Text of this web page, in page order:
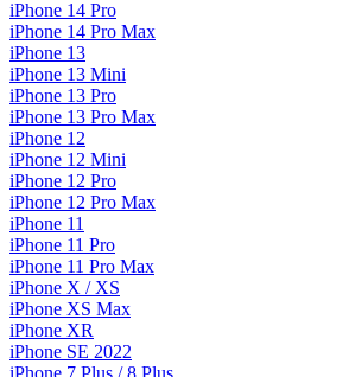
iPhone 14 Pro
iPhone 14 Pro Max
iPhone 13
iPhone 13 Mini
iPhone 13 Pro
iPhone 13 Pro Max
iPhone 12
iPhone 12 Mini
iPhone 12 Pro
iPhone 12 Pro Max
iPhone 11
iPhone 11 Pro
iPhone 11 Pro Max
iPhone X / XS
iPhone XS Max
iPhone XR
iPhone SE 2022
iPhone 7 Plus / 8 Plus